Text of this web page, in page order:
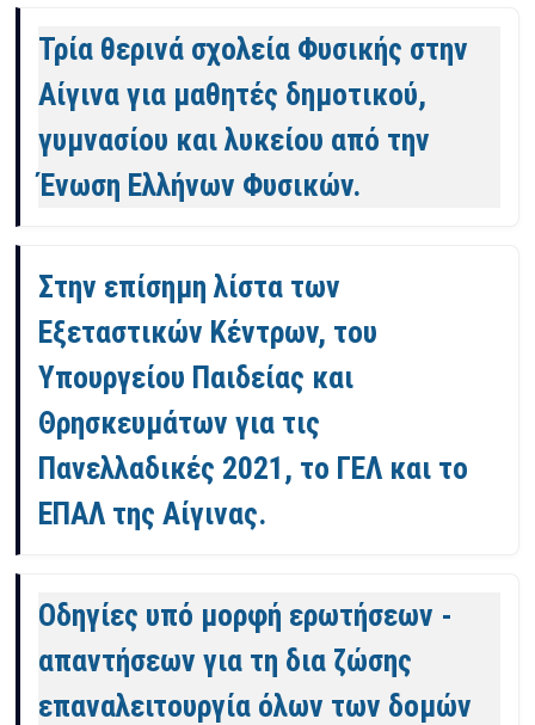
Τρία θερινά σχολεία Φυσικής στην
Αίγινα για μαθητές δημοτικού,
γυμνασίου και λυκείου από την
Ένωση Ελλήνων Φυσικών.
Στην επίσημη λίστα των
Εξεταστικών Κέντρων, του
Υπουργείου Παιδείας και
Θρησκευμάτων για τις
Πανελλαδικές 2021, το ΓΕΛ και το
ΕΠΑΛ της Αίγινας.
Οδηγίες υπό μορφή ερωτήσεων -
απαντήσεων για τη δια ζώσης
επαναλειτουργία όλων των δομών